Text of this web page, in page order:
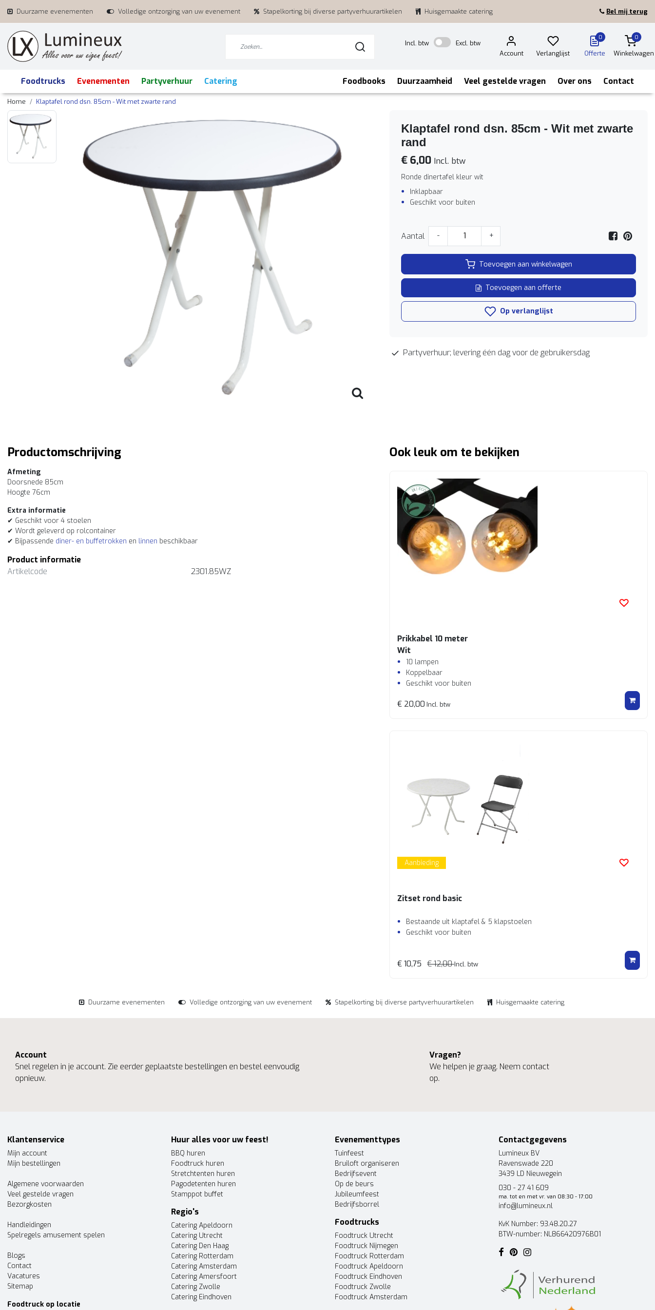
Duurzame evenementen Volledige ontzorging van uw evenement Stapelkorting bij diverse partyverhuurartikelen Huisgemaakte catering Bel mij terug
Incl. btw
Excl. btw
Account
Verlanglijst
0
Offerte
0
Winkelwagen
Foodtrucks Evenementen Partyverhuur Catering Foodbooks Duurzaamheid Veel gestelde vragen Over ons Contact
Home Klaptafel rond dsn. 85cm - Wit met zwarte rand
Klaptafel rond dsn. 85cm - Wit met zwarte
rand
€ 6,00 Incl. btw
Ronde dinertafel kleur wit
Inklapbaar
Geschikt voor buiten
Aantal - +
Toevoegen aan winkelwagen
Toevoegen aan offerte
Op verlanglijst
Partyverhuur; levering één dag voor de gebruikersdag
Productomschrijving
Afmeting
Doorsnede 85cm
Hoogte 76cm
Extra informatie
✔ Geschikt voor 4 stoelen
✔ Wordt geleverd op rolcontainer
✔ Bijpassende diner- en buffetrokken en linnen beschikbaar
Product informatie
Artikelcode
2301.85WZ
Ook leuk om te bekijken
Prikkabel 10 meter
Wit
10 lampen
Koppelbaar
Geschikt voor buiten
€ 20,00 Incl. btw
Aanbieding
Zitset rond basic
Bestaande uit klaptafel & 5 klapstoelen
Geschikt voor buiten
€ 10,75 € 12,00Incl. btw
Duurzame evenementen Volledige ontzorging van uw evenement Stapelkorting bij diverse partyverhuurartikelen Huisgemaakte catering
Account
Snel regelen in je account. Zie eerder geplaatste bestellingen en bestel eenvoudig
opnieuw.
Vragen?
We helpen je graag. Neem contact
op.
Klantenservice
Mijn account
Mijn bestellingen
Algemene voorwaarden
Veel gestelde vragen
Bezorgkosten
Handleidingen
Spelregels amusement spelen
Blogs
Contact
Vacatures
Sitemap
Foodtruck op locatie
Huur alles voor uw feest!
BBQ huren
Foodtruck huren
Stretchtenten huren
Pagodetenten huren
Stamppot buffet
Regio's
Catering Apeldoorn
Catering Utrecht
Catering Den Haag
Catering Rotterdam
Catering Amsterdam
Catering Amersfoort
Catering Zwolle
Catering Eindhoven
Evenementtypes
Tuinfeest
Bruiloft organiseren
Bedrijfsevent
Op de beurs
Jubileumfeest
Bedrijfsborrel
Foodtrucks
Foodtruck Utrecht
Foodtruck Nijmegen
Foodtruck Rotterdam
Foodtruck Apeldoorn
Foodtruck Eindhoven
Foodtruck Zwolle
Foodtruck Amsterdam
Contactgegevens
Lumineux BV
Ravenswade 220
3439 LD Nieuwegein
030 - 27 41 609
ma. tot en met vr. van 08:30 - 17:00
info@lumineux.nl
KvK Number: 93.48.20.27
BTW-number: NL866420976B01